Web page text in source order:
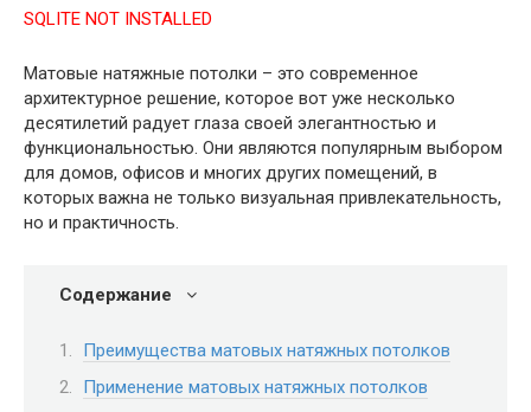
SQLITE NOT INSTALLED
Матовые натяжные потолки – это современное
архитектурное решение, которое вот уже несколько
десятилетий радует глаза своей элегантностью и
функциональностью. Они являются популярным выбором
для домов, офисов и многих других помещений, в
которых важна не только визуальная привлекательность,
но и практичность.
Содержание
Преимущества матовых натяжных потолков
Применение матовых натяжных потолков